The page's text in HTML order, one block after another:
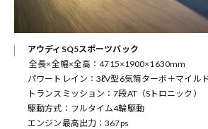
アウディSQ5スポーツバック
全長×全幅×全高：4715×1900×1630mm
パワートレイン：3ℓV型6気筒ターボ＋マイル
トランスミッション：7段AT（Sトロニック）
駆動方式：フルタイム4輪駆動
エンジン最高出力：367ps